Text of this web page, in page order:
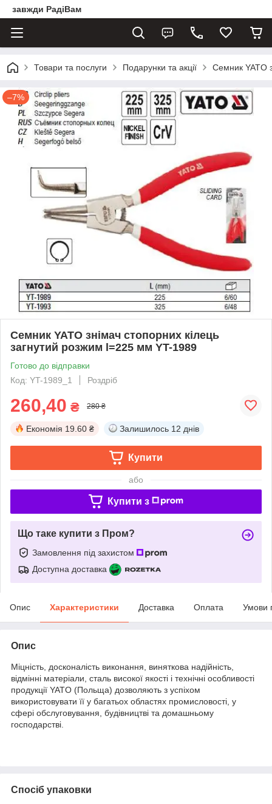
завжди РадіВам
Товари та послуги Подарунки та акції Семник YATO
–7%
Семник YATO знімач стопорних кілець
загнутий розжим l=225 мм YT-1989
Готово до відправки
Код: YT-1989_1
Роздріб
260,40 ₴ 280 ₴
Економія 19.60 ₴ Залишилось 12 днів
Купити
або
Купити з
Що таке купити з Пром?
Замовлення під захистом
Доступна доставка
Опис Характеристики Доставка Оплата Умови
Опис
Міцність, досконалість виконання, виняткова надійність,
відмінні матеріали, сталь високої якості і технічні особливості
продукції YATO (Польща) дозволяють з успіхом
використовувати її у багатьох областях промисловості, у
сфері обслуговування, будівництві та домашньому
господарстві.
Спосіб упаковки